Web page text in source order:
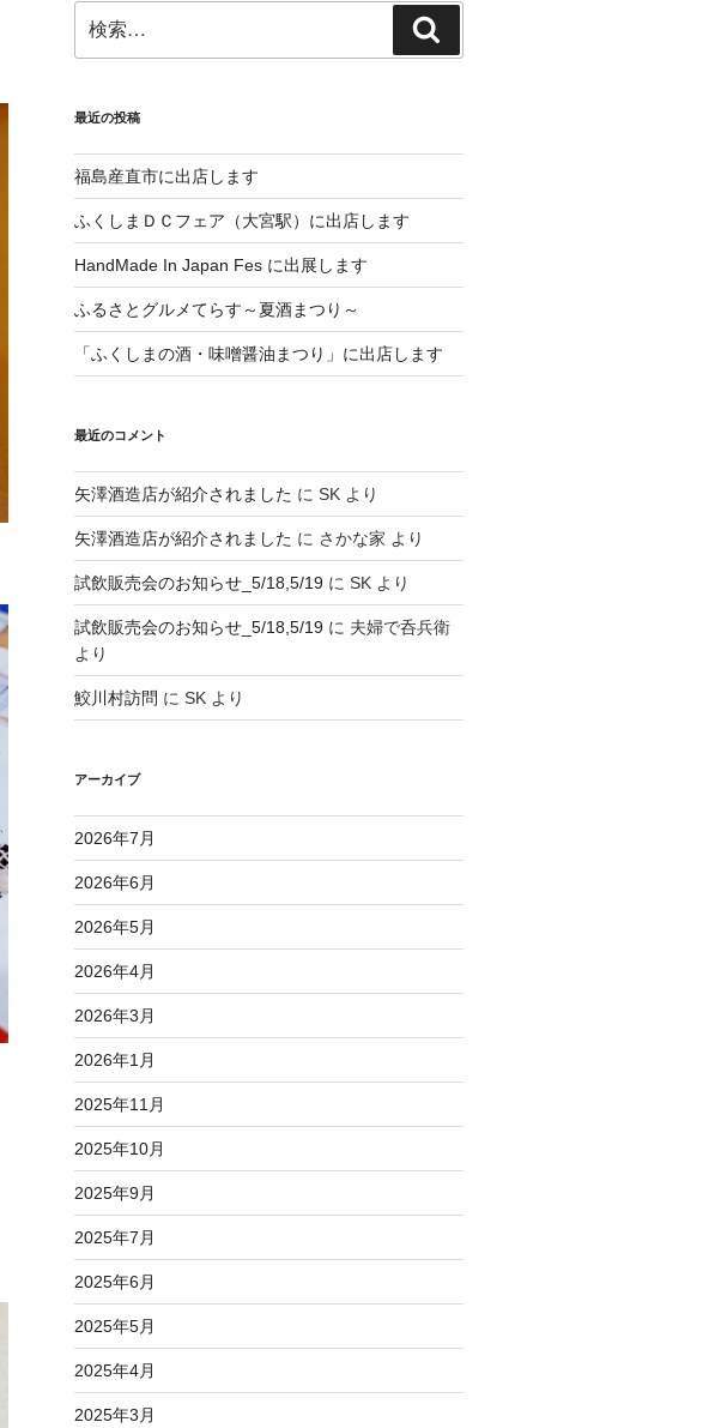
索:
索
最近の投稿
福島産直市に出店します
ふくしまＤＣフェア（大宮駅）に出店します
HandMade In Japan Fes に出展します
ふるさとグルメてらす～夏酒まつり～
「ふくしまの酒・味噌醤油まつり」に出店します
最近のコメント
矢澤酒造店が紹介されました に SKより
矢澤酒造店が紹介されました に さかな家 より
試飲販売会のお知らせ_5/18,5/19に SKより
試飲販売会のお知らせ_5/18,5/19に 夫婦で呑兵衛
より
鮫川村訪問 に SKより
アーカイブ
2026年7月
2026年6月
2026年5月
2026年4月
2026年3月
2026年1月
2025年11月
2025年10月
2025年9月
2025年7月
2025年6月
2025年5月
2025年4月
2025年3月